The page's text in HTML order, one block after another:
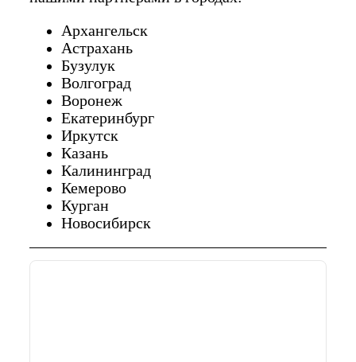
Архангельск
Астрахань
Бузулук
Волгоград
Воронеж
Екатеринбург
Иркутск
Казань
Калининград
Кемерово
Курган
Новосибирск